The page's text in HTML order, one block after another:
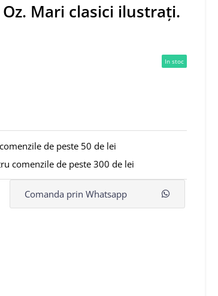
Mari clasici ilustrați.
In stoc
de peste 50 de lei
comenzile de peste 300 de lei
Comanda prin Whatsapp